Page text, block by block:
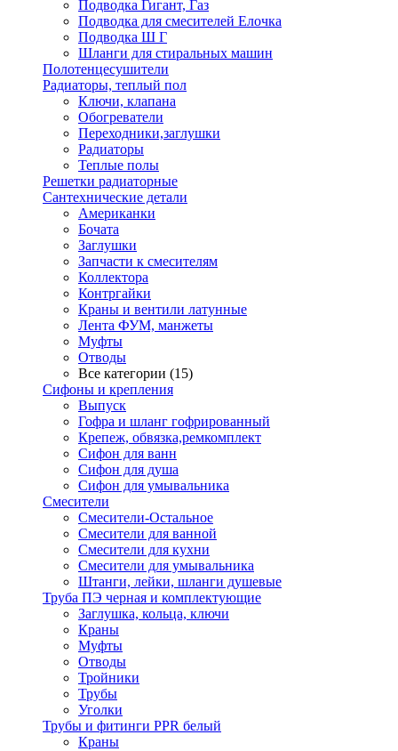
Подводка Гигант, Газ
Подводка для смесителей Елочка
Подводка Ш Г
Шланги для стиральных машин
Полотенцесушители
Радиаторы, теплый пол
Ключи, клапана
Обогреватели
Переходники,заглушки
Радиаторы
Теплые полы
Решетки радиаторные
Сантехнические детали
Американки
Бочата
Заглушки
Запчасти к смесителям
Коллектора
Контргайки
Краны и вентили латунные
Лента ФУМ, манжеты
Муфты
Отводы
Все категории (15)
Сифоны и крепления
Выпуск
Гофра и шланг гофрированный
Крепеж, обвязка,ремкомплект
Сифон для ванн
Сифон для душа
Сифон для умывальника
Смесители
Cмесители-Остальное
Смесители для ванной
Смесители для кухни
Смесители для умывальника
Штанги, лейки, шланги душевые
Труба ПЭ черная и комплектующие
Заглушка, кольца, ключи
Краны
Муфты
Отводы
Тройники
Трубы
Уголки
Трубы и фитинги PPR белый
Краны